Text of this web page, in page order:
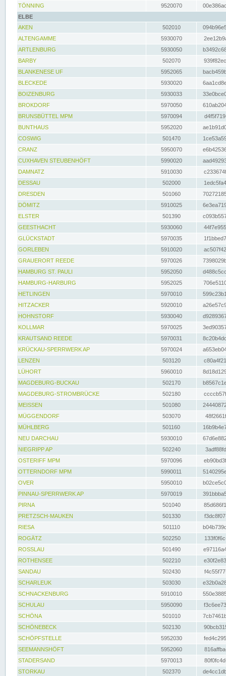
TÖNNING
9520070
ELBE
AKEN
502010
ALTENGAMME
5930070
ARTLENBURG
5930050
BARBY
502070
BLANKENESE UF
5952065
BLECKEDE
5930020
BOIZENBURG
5930033
BROKDORF
5970050
BRUNSBÜTTEL MPM
5970094
BUNTHAUS
5952020
COSWIG
501470
CRANZ
5950070
CUXHAVEN STEUBENHÖFT
5990020
DAMNATZ
5910030
DESSAU
502000
DRESDEN
501060
DÖMITZ
5910025
ELSTER
501390
GEESTHACHT
5930060
GLÜCKSTADT
5970035
GORLEBEN
5910020
GRAUERORT REEDE
5970026
HAMBURG ST. PAULI
5952050
HAMBURG-HARBURG
5952025
HETLINGEN
5970010
HITZACKER
5920010
HOHNSTORF
5930040
KOLLMAR
5970025
KRAUTSAND REEDE
5970031
KRÜCKAU-SPERRWERK AP
5970024
LENZEN
503120
LÜHORT
5960010
MAGDEBURG-BUCKAU
502170
MAGDEBURG-STROMBRÜCKE
502180
MEISSEN
501080
MÜGGENDORF
503070
MÜHLBERG
501160
NEU DARCHAU
5930010
NIEGRIPP AP
502240
OSTERIFF MPM
5970096
OTTERNDORF MPM
5990011
OVER
5950010
PINNAU-SPERRWERK AP
5970019
PIRNA
501040
PRETZSCH-MAUKEN
501330
RIESA
501110
ROGÄTZ
502250
ROSSLAU
501490
ROTHENSEE
502210
SANDAU
502430
SCHARLEUK
503030
SCHNACKENBURG
5910010
SCHULAU
5950090
SCHÖNA
501010
SCHÖNEBECK
502130
SCHÖPFSTELLE
5952030
SEEMANNSHÖFT
5952060
STADERSAND
5970013
STORKAU
502370